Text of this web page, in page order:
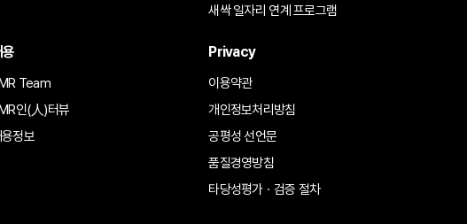
새싹 일자리 연계 프로그램
Team
인(人)터뷰
정보
Privacy
이용약관
개인정보처리방침
공평성 선언문
품질경영방침
타당성평가ㆍ검증 절차